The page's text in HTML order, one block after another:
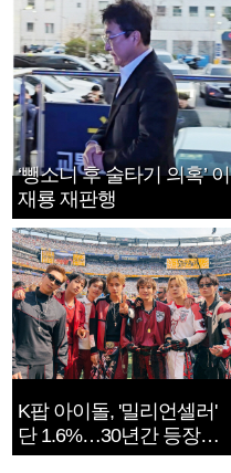
‘뺑소니 후 술타기 의혹’ 이
재룡 재판행
K팝 아이돌, '밀리언셀러'
단 1.6%…30년간 등장
1182개팀 전수조사